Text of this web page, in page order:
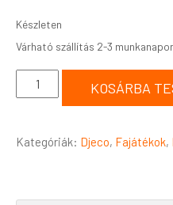
Készleten
KOSÁRBA
Kategóriák: Djeco, Fajátékok,